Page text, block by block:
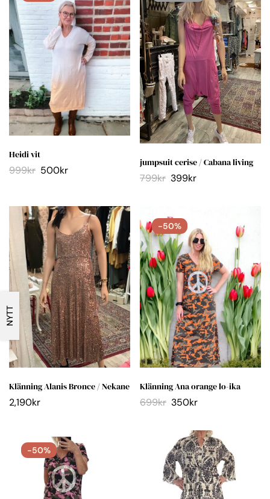
NYTT
Heidi vit
999kr 500kr
jumpsuit cerise / Cabana living
799kr 399kr
Klänning Alanis Bronce / Nekane
2,190kr
-50%
Klänning Ana orange lo-ika
699kr 350kr
-50%